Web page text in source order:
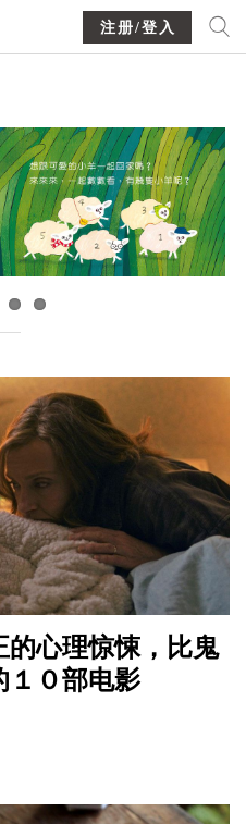
注册/登入
的心理惊悚，比鬼
１０部电影